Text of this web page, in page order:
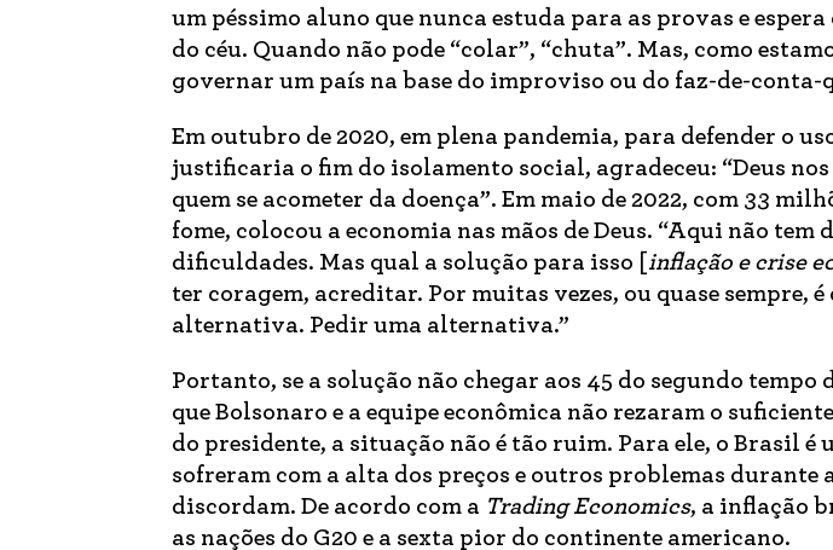
um péssimo aluno que nunca estuda para as provas e
do céu. Quando não pode “colar”, “chuta”. Mas, como
governar um país na base do improviso ou do faz-de-conta-
Em outubro de 2020, em plena pandemia, para defender o
justificaria o fim do isolamento social, agradeceu: “Deus
quem se acometer da doença”. Em maio de 2022, com 33
fome, colocou a economia nas mãos de Deus. “Aqui não tem
dificuldades. Mas qual a solução para isso [ inflação e crise
ter coragem, acreditar. Por muitas vezes, ou quase sempre,
alternativa. Pedir uma alternativa.”
Portanto, se a solução não chegar aos 45 do segundo tempo
que Bolsonaro e a equipe econômica não rezaram o
do presidente, a situação não é tão ruim. Para ele, o Brasil é
sofreram com a alta dos preços e outros problemas durante
discordam. De acordo com a Trading Economics, a inflação
as nações do G20 e a sexta pior do continente americano.